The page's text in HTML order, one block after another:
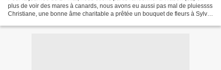
plus de voir des mares à canards, nous avons eu aussi pas mal de pluiessss
Christiane, une bonne âme charitable a prêtée un bouquet de fleurs à Sylvie